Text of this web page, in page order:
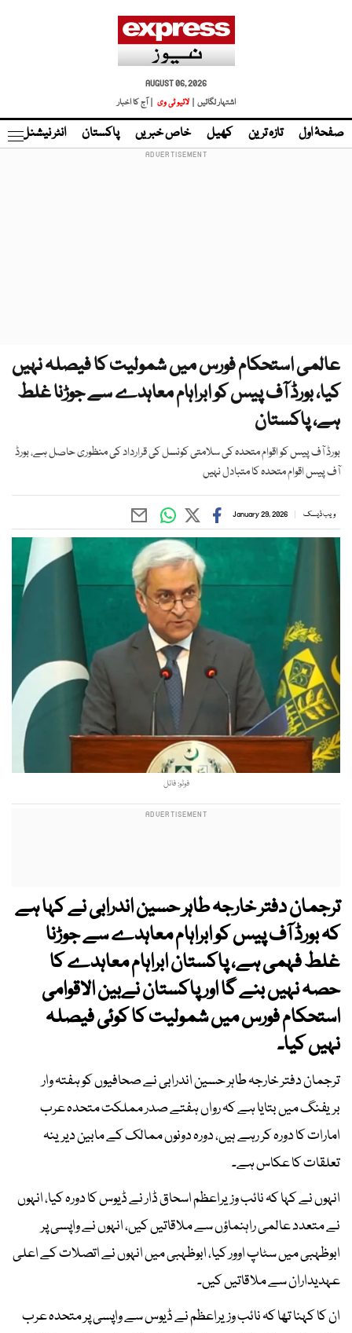
AUGUST 06, 2026
اشتہار لگائیں |
لائیو ٹی وی | آج کا اخبار
صفحۂ اول تازہ ترین کھیل خاص خبریں پاکستان انٹر نیشنل
عالمی استحکام فورس میں شمولیت کا فیصلہ نہیں
کیا، بورڈ آف پیس کو ابراہام معاہدے سے جوڑنا غلط
ہے، پاکستان
بورڈ آف پیس کو اقوام متحدہ کی سلامتی کونسل کی قرارداد کی منظوری حاصل ہے، بورڈ
آف پیس اقوام متحدہ کا متبادل نہیں
ویب ڈیسک January 29, 2026
فوٹو: فائل
ترجمان دفتر خارجہ طاہر حسین اندرابی نے کہا ہے
کہ بورڈ آف پیس کو ابراہام معاہدے سے جوڑنا
غلط فہمی ہے، پاکستان ابراہام معاہدے کا
حصہ نہیں بنے گا اور پاکستان نےبین الاقوامی
استحکام فورس میں شمولیت کا کوئی فیصلہ
نہیں کیا۔
ترجمان دفتر خارجہ طاہر حسین اندرابی نے صحافیوں کو ہفتہ وار
بریفنگ میں بتایا ہے کہ رواں ہفتے صدر مملکت متحدہ عرب
امارات کا دورہ کر رہے ہیں، دورہ دونوں ممالک کے مابین دیرینہ
تعلقات کا عکاس ہے۔
انہوں نے کہا کہ نائب وزیراعظم اسحاق ڈار نے ڈیوس کا دورہ کیا، انہوں
نے متعدد عالمی راہنماؤں سے ملاقاتیں کیں، انہوں نے واپسی پر
ابوظہبی میں سٹاپ اوور کیا، ابوظہبی میں انہوں نے اتصلات کے اعلی
عہدیداران سے ملاقاتیں کیں۔
ان کا کہنا تھا کہ نائب وزیراعظم نے ڈیوس سے واپسی پر متحدہ عرب